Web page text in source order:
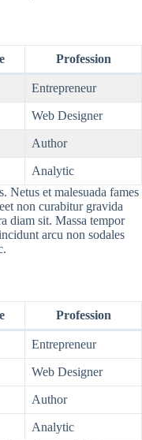
Profession
Entrepreneur
Web Designer
Author
Analytic
Netus et malesuada fames
non curabitur gravida
diam sit. Massa tempor
arcu non sodales
Profession
Entrepreneur
Web Designer
Author
Analytic